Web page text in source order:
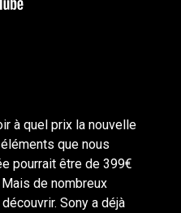
à quel prix la nouvelle
que nous
pourrait être de 399€
de nombreux
Sony a déjà